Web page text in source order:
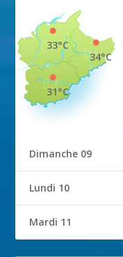
34°C
33°C
31°C
Dimanche 09
Lundi 10
Mardi 11